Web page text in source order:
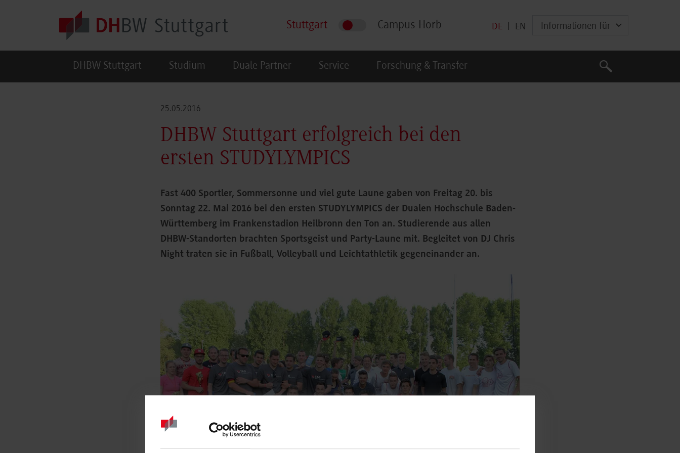
Stuttgart Campus Horb DE EN Informationen für
DHBW Stuttgart Studium Duale Partner Service Forschung & Transfer
Suche
Suche
25.05.2016
DHBW Stuttgart erfolgreich bei den
ersten STUDYLYMPICS
Fast 400 Sportler, Sommersonne und viel gute Laune gaben von Freitag 20. bis
Sonntag 22. Mai 2016 bei den ersten STUDYLYMPICS der Dualen Hochschule Baden-
Württemberg im Frankenstadion Heilbronn den Ton an. Studierende aus allen
DHBW-Standorten brachten Sportsgeist und Party-Laune mit. Begleitet von DJ Chris
Night traten sie in Fußball, Volleyball und Leichtathletik gegeneinander an.